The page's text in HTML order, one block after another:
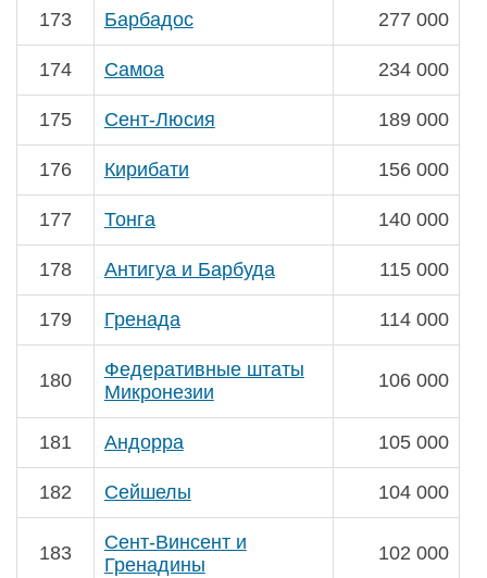
173 Барбадос 277 000
174 Самоа 234 000
175 Сент-Люсия 189 000
176 Кирибати 156 000
177 Тонга 140 000
178 Антигуа и Барбуда 115 000
179 Гренада 114 000
180
Федеративные штаты
Микронезии
106 000
181 Андорра 105 000
182 Сейшелы 104 000
183
Сент-Винсент и
Гренадины
102 000